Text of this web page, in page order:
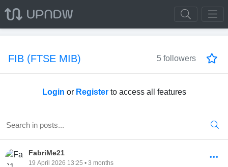
FIB (FTSE MIB) 5 followers
Login or Register to access all features
FabriMe21
19 April 2026 13:25 • 3 months